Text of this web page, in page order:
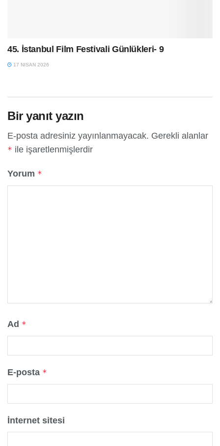
45. İstanbul Film Festivali Günlükleri- 9
17 NISAN 2026
Bir yanıt yazın
E-posta adresiniz yayınlanmayacak. Gerekli alanlar
* ile işaretlenmişlerdir
Yorum *
Ad *
E-posta *
İnternet sitesi